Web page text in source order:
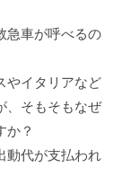
急車が呼べるの
やイタリアなど
、そもそもなぜ
か？
動代が支払われ